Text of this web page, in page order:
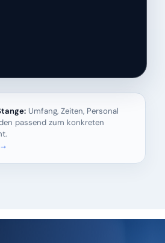
Umfang, Zeiten, Personal
passend zum konkreten